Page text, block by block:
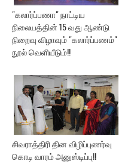
"கலார்ப்பணா" நாட்டிய
நிலையத்தின் 15 வது ஆண்டு
நிறைவு விழாவும் "கலார்ப்பணம்"
நூல் வெளியீடும்!!
சிவராத்திரி தின விழிப்புணர்வு
கொடி வாரம் அனுஸ்டிப்பு!!